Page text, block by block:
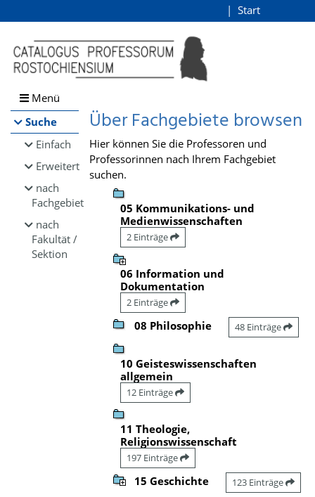
Browsen
direkt zum Inhalt
Start
Menü
Suche
Einfach
Erweitert
nach
Fachgebiet
nach
Fakultät /
Sektion
Über Fachgebiete browsen
Hier können Sie die Professoren und
Professorinnen nach Ihrem Fachgebiet
suchen.
05 Kommunikations- und
Medienwissenschaften
2 Einträge
06 Information und
Dokumentation
2 Einträge
08 Philosophie 48 Einträge
10 Geisteswissenschaften
allgemein
12 Einträge
11 Theologie,
Religionswissenschaft
197 Einträge
15 Geschichte 123 Einträge